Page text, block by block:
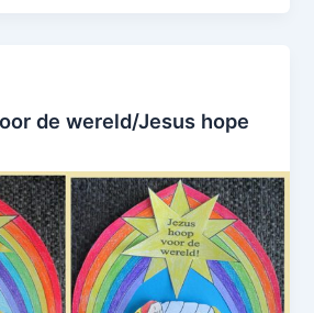
de wereld/Jesus hope